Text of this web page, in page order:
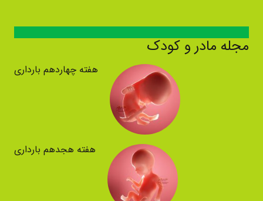
مجله مادر و کودک
هفته چهاردهم بارداری
هفته هجدهم بارداری